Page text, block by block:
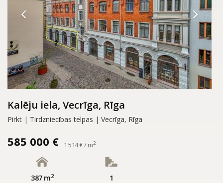
Kalēju iela, Vecrīga, Rīga
Pirkt | Tirdzniecības telpas | Vecrīga, Rīga
585 000 € 1 514 € / m2
387 m2 1